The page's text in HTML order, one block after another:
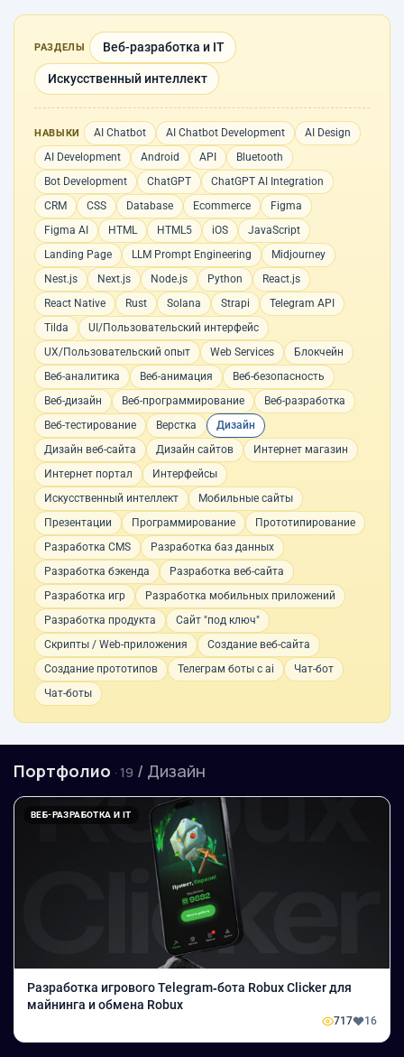
РАЗДЕЛЫ Веб-разработка и IT
Искусственный интеллект
НАВЫКИ AI Chatbot AI Chatbot Development
AI Design
AI Development
Android API
Bluetooth
Bot Development
ChatGPT
ChatGPT AI Integration
CRM
CSS Database Ecommerce
Figma
Figma AI
HTML HTML5 iOS
JavaScript
Landing Page
LLM Prompt Engineering
Midjourney
Nest.js
Next.js Node.js Python
React.js
React Native
Rust Solana Strapi
Telegram API
Tilda
UI/Пользовательский интерфейс
UX/Пользовательский опыт
Web Services
Блокчейн
Веб-аналитика
Веб-анимация
Веб-безопасность
Веб-дизайн
Веб-программирование
Веб-разработка
Веб-тестирование
Верстка
Дизайн
Дизайн веб-сайта
Дизайн сайтов
Интернет магазин
Интернет портал
Интерфейсы
Искусственный интеллект
Мобильные сайты
Презентации
Программирование
Прототипирование
Разработка CMS
Разработка баз данных
Разработка бэкенда
Разработка веб-сайта
Разработка игр
Разработка мобильных приложений
Разработка продукта
Сайт "под ключ"
Скрипты / Web-приложения
Создание веб-сайта
Создание прототипов
Телеграм боты с ai
Чат-бот
Чат-боты
Портфолио · 19 / Дизайн
ВЕБ-РАЗРАБОТКА И IT
Разработка игрового Telegram‑бота Robux Clicker для
майнинга и обмена Robux
717 16